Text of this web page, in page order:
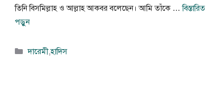
তিনি বিসমিল্লাহ ও আল্লাহ আকবর বলেছেন। আমি তাঁকে …বিস্তারিত
পড়ুন
বিভাগ
দারেমী,হাদিস